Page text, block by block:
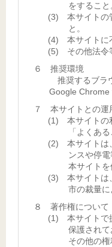
をすること
(3) 本サイトの
と。
(4) 本サイトに
(5) その他法令
６ 推奨環境
推奨するブラ
Google Chrome
７ 本サイトとの運
(1) 本サイトの
「よくあ
(2) 本サイトは
ンスや停
本サイトを
(3) 本サイトは
市の裁量に
８ 著作権について
(1) 本サイトで
保護され
その他の権